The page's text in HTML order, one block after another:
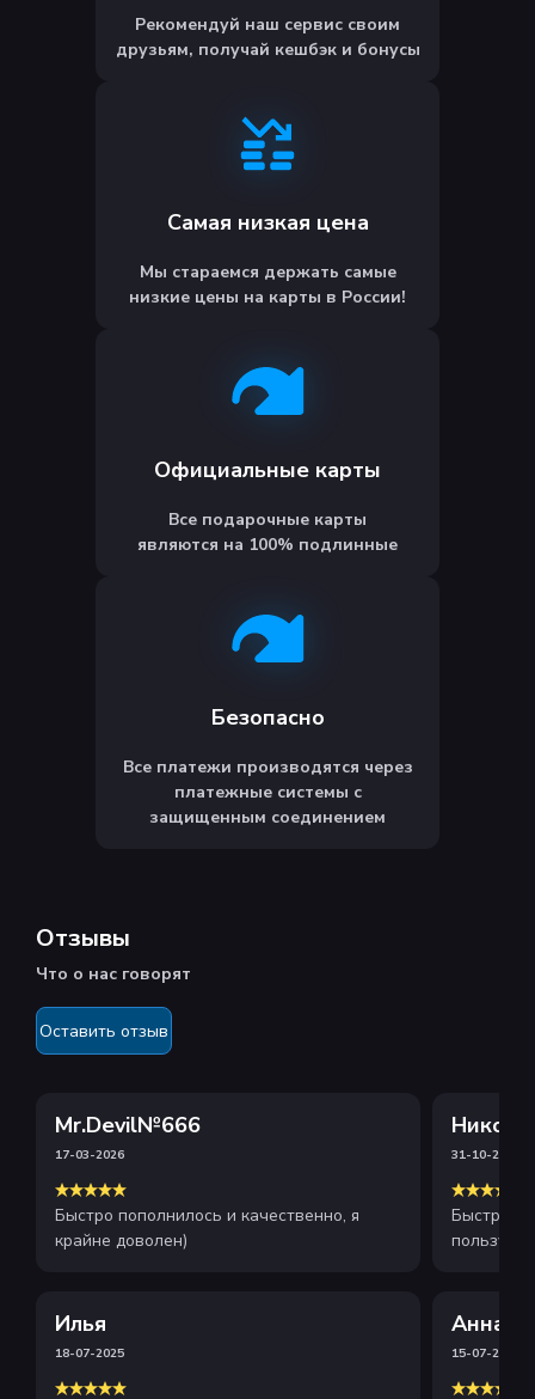
Рекомендуй наш сервис своим
друзьям, получай кешбэк и бонусы
Самая низкая цена
Мы стараемся держать самые
низкие цены на карты в России!
Официальные карты
Все подарочные карты
являются на 100% подлинные
Безопасно
Все платежи производятся через
платежные системы с
защищенным соединением
Отзывы
Что о нас говорят
Оставить отзыв
Mr.Devil№666
17-03-2026
Быстро пополнилось и качественно, я
крайне доволен)
31-10-2025
Быстрое
Илья
18-07-2025
Анна
15-07-2025